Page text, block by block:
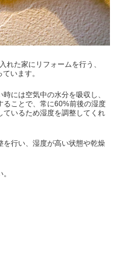
れた家にリフォームを行う、
います。
には空気中の水分を吸収し、
ることで、常に60%前後の湿度
ているため湿度を調整してくれ
を行い、湿度が高い状態や乾燥